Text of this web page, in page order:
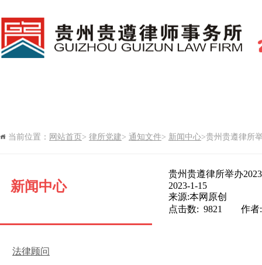
当前位置： 网站首页 > 律所党建> 通知文件> 新闻中心>贵州贵遵律所
新闻中心
法律顾问
贵州贵遵律所举办
2023-1-15
来源:本网原创
点击数: 9821 作者: